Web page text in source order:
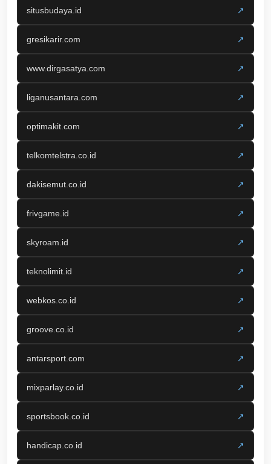
situsbudaya.id ↗
gresikarir.com ↗
www.dirgasatya.com ↗
liganusantara.com ↗
optimakit.com ↗
telkomtelstra.co.id ↗
dakisemut.co.id ↗
frivgame.id ↗
skyroam.id ↗
teknolimit.id ↗
webkos.co.id ↗
groove.co.id ↗
antarsport.com ↗
mixparlay.co.id ↗
sportsbook.co.id ↗
handicap.co.id ↗